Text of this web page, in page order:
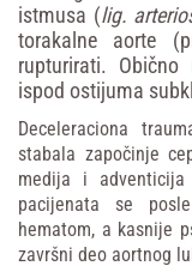
istmusa (lig.
torakalne aorte
rupturirati. Obično
ispod ostijuma
Deceleraciona
stabala započinje
medija
i adventicija
pacijenata
se posle
hematom, a kasnije
završni deo aortnog